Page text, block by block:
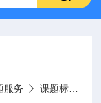
服务 课题标书设计项目申报